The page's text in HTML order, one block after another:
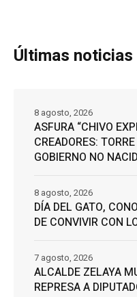
Últimas noticias
ASFURA “CHIVO
CREADORES:
GOBIERNO NO
8 agosto, 2026
DÍA DEL GATO,
DE CONVIVIR CON
8 agosto, 2026
ALCALDE ZELAYA
REPRESA A
7 agosto, 2026